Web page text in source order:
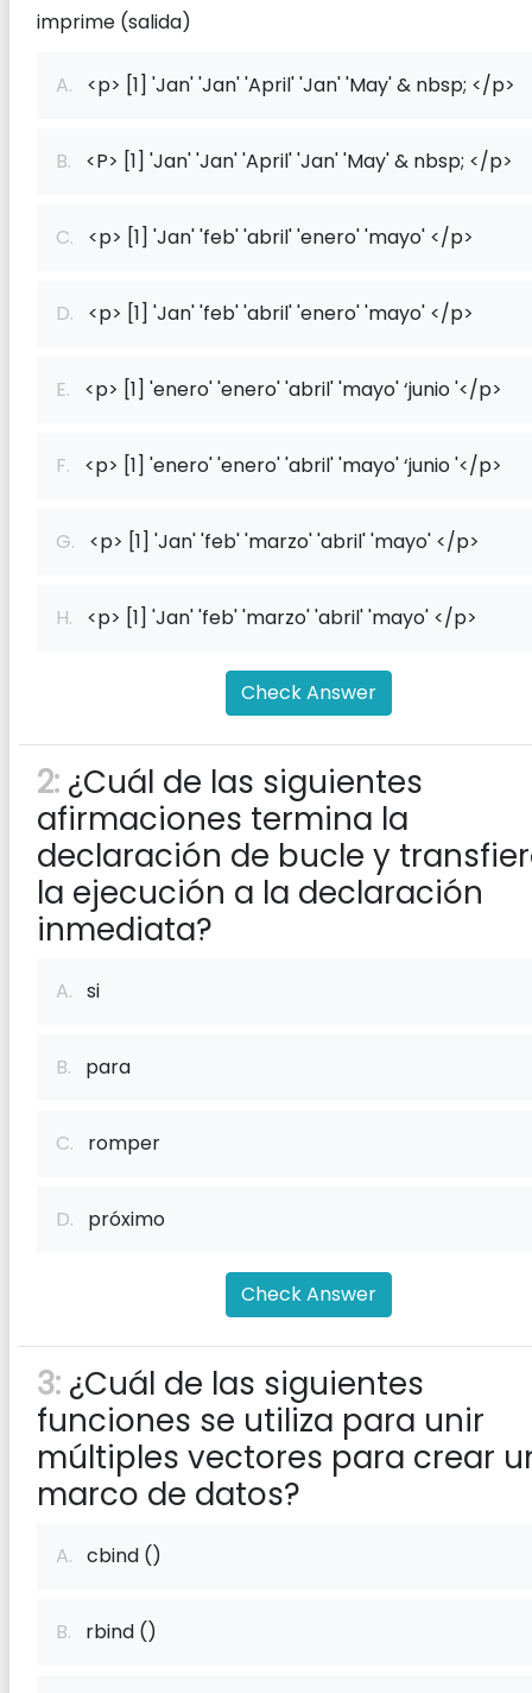
imprime (salida)
A. <p> [1] 'Jan' 'Jan' 'April' 'Jan' 'May' & nbsp; </p>
B. <P> [1] 'Jan' 'Jan' 'April' 'Jan' 'May' & nbsp; </p>
C. <p> [1] 'Jan' 'feb' 'abril' 'enero' 'mayo' </p>
D. <p> [1] 'Jan' 'feb' 'abril' 'enero' 'mayo' </p>
E. <p> [1] 'enero' 'enero' 'abril' 'mayo' ‘junio '</p>
F. <p> [1] 'enero' 'enero' 'abril' 'mayo' ‘junio '</p>
G. <p> [1] 'Jan' 'feb' 'marzo' 'abril' 'mayo' </p>
H. <p> [1] 'Jan' 'feb' 'marzo' 'abril' 'mayo' </p>
Check Answer
2: ¿Cuál de las siguientes
afirmaciones termina la
declaración de bucle y
la ejecución a la declaración
inmediata?
A. si
B. para
C. romper
D. próximo
Check Answer
3: ¿Cuál de las siguientes
funciones se utiliza para unir
múltiples vectores para crear
marco de datos?
A. cbind ()
B. rbind ()